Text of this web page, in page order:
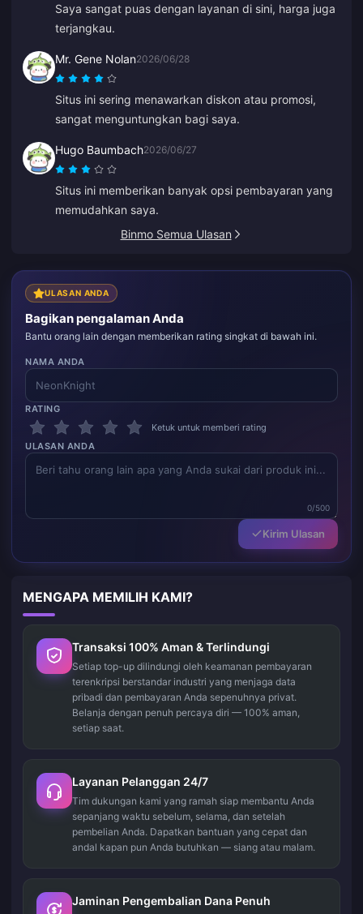
Saya sangat puas dengan layanan di sini, harga juga
terjangkau.
Mr. Gene Nolan2026/06/28
Situs ini sering menawarkan diskon atau promosi,
sangat menguntungkan bagi saya.
Hugo Baumbach2026/06/27
Situs ini memberikan banyak opsi pembayaran yang
memudahkan saya.
Binmo Semua Ulasan
ULASAN ANDA
Bagikan pengalaman Anda
Bantu orang lain dengan memberikan rating singkat di bawah ini.
NAMA ANDA
RATING
Ketuk untuk memberi rating
ULASAN ANDA
0/500
Kirim Ulasan
MENGAPA MEMILIH KAMI?
Transaksi 100% Aman & Terlindungi
Setiap top-up dilindungi oleh keamanan pembayaran
terenkripsi berstandar industri yang menjaga data
pribadi dan pembayaran Anda sepenuhnya privat.
Belanja dengan penuh percaya diri — 100% aman,
setiap saat.
Layanan Pelanggan 24/7
Tim dukungan kami yang ramah siap membantu Anda
sepanjang waktu sebelum, selama, dan setelah
pembelian Anda. Dapatkan bantuan yang cepat dan
andal kapan pun Anda butuhkan — siang atau malam.
Jaminan Pengembalian Dana Penuh